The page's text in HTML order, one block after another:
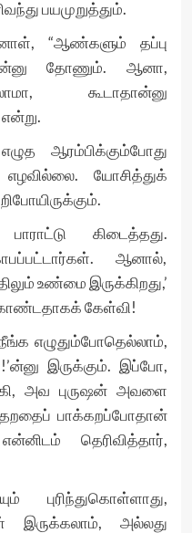
பயமுறுத்தும்.
“ஆண்களும் தப்பு
தோணும். ஆனா,
கூடாதான்னு
ஆரம்பிக்கும்போது
யோசித்துக்
கிடைத்தது.
ஆனால்,
உண்மை இருக்கிறது,’
கேள்வி!
எழுதும்போதெல்லாம்,
இருக்கும். இப்போ,
அவ புருஷன் அவளை
பாக்கறப்போதான்
தெரிவித்தார்,
புரிந்துகொள்ளாது,
இருக்கலாம், அல்லது